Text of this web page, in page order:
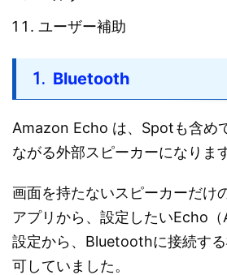
ユーザー補助
Bluetooth
Amazon Echo は、Spotも含め
ながる外部スピーカーになります
画面を持たないスピーカーだけ
アプリから、設定したいEcho
設定から、Bluetoothに接続す
可していました。